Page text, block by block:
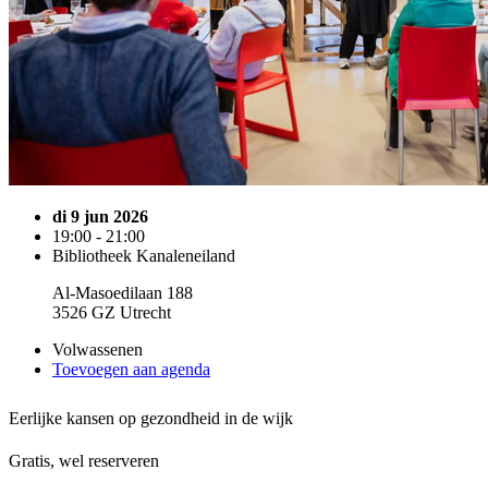
di 9 jun 2026
19:00 - 21:00
Bibliotheek Kanaleneiland
Al-Masoedilaan 188
3526 GZ Utrecht
Volwassenen
Toevoegen aan agenda
Eerlijke kansen op gezondheid in de wijk
Gratis, wel reserveren